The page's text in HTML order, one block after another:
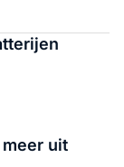
uit